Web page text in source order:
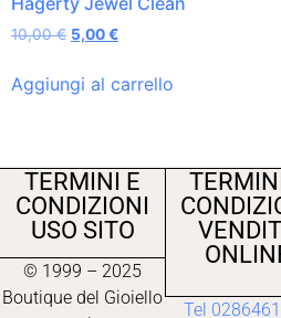
10,00€ 5,00€
Aggiungi al carrello
TERMINI E
CONDIZIONI
USO SITO
© 1999 – 2025
Boutique del Gioiello
Tel